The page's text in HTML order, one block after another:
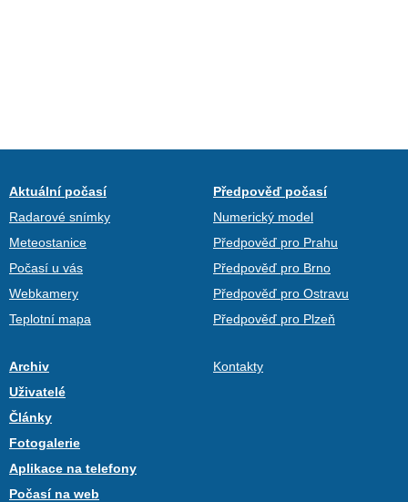
Aktuální počasí
Radarové snímky
Meteostanice
Počasí u vás
Webkamery
Teplotní mapa
Předpověď počasí
Numerický model
Předpověď pro Prahu
Předpověď pro Brno
Předpověď pro Ostravu
Předpověď pro Plzeň
Archiv
Uživatelé
Články
Fotogalerie
Aplikace na telefony
Počasí na web
Kontakty